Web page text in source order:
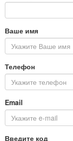
Ваше имя
Телефон
Email
Введите код